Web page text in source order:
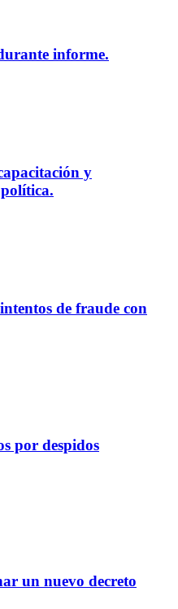
informe.
y
de fraude con
por despidos
un nuevo decreto